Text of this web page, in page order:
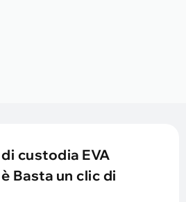
custodia EVA
Basta un clic di